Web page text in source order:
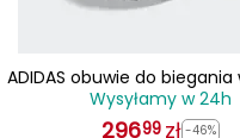
ADIDAS obuwie do
męskie TERREX HR1157
Wysyłamy w 24h
29699 zł -46%